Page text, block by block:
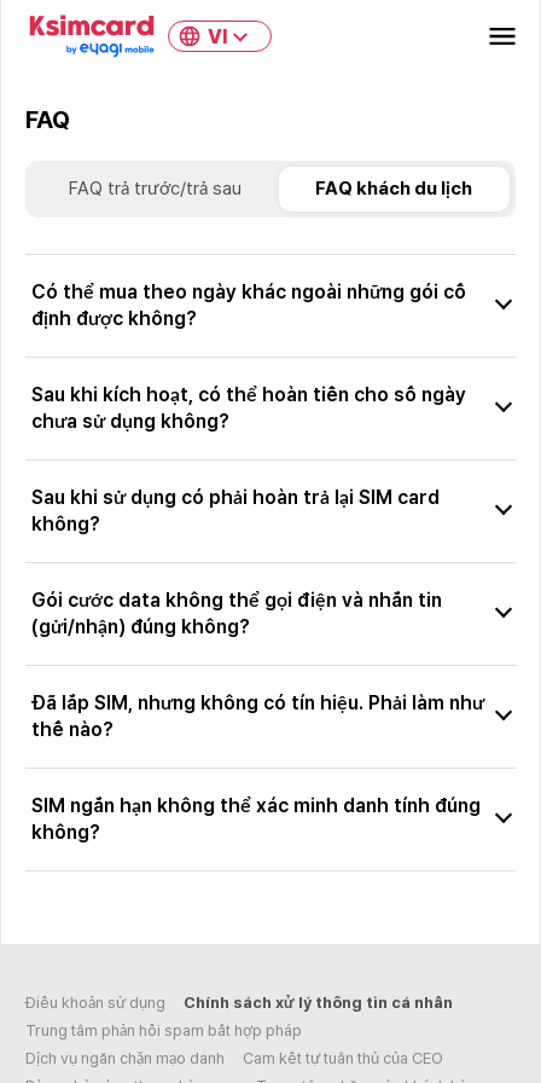
VI
FAQ
FAQ trả trước/trả sau FAQ khách du lịch
Có thể mua theo ngày khác ngoài những gói cố
định được không?
Sau khi kích hoạt, có thể hoàn tiền cho số ngày
chưa sử dụng không?
Sau khi sử dụng có phải hoàn trả lại SIM card
không?
Gói cước data không thể gọi điện và nhắn tin
(gửi/nhận) đúng không?
Đã lắp SIM, nhưng không có tín hiệu. Phải làm như
thế nào?
SIM ngắn hạn không thể xác minh danh tính đúng
không?
Điều khoản sử dụng
Chính sách xử lý thông tin cá nhân
Trung tâm phản hồi spam bất hợp pháp
Dịch vụ ngăn chặn mạo danh
Cam kết tự tuân thủ của CEO